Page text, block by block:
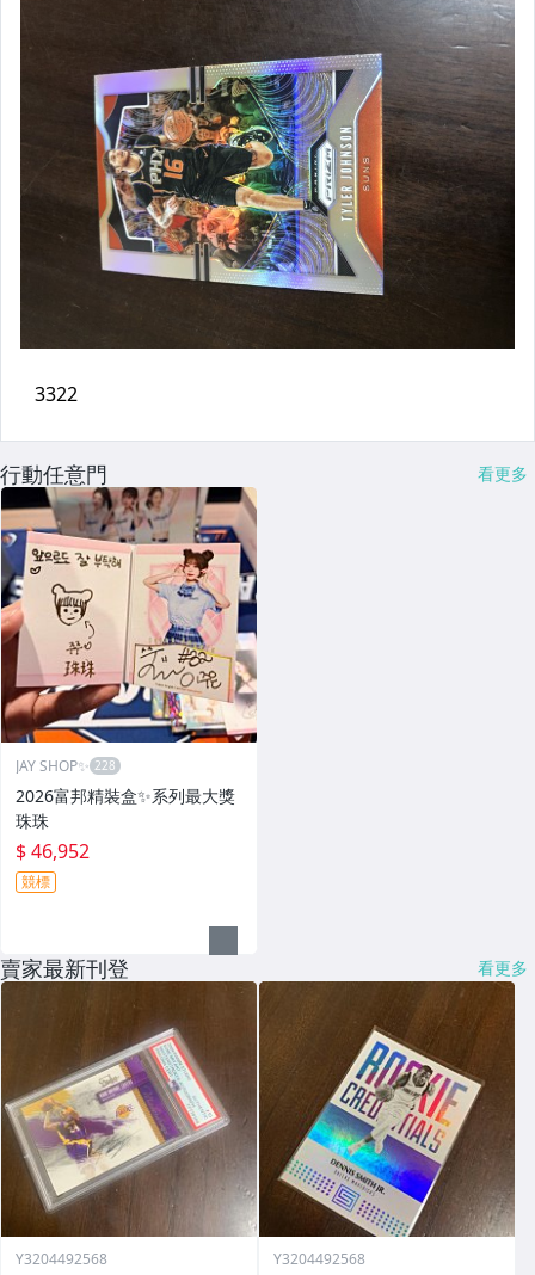
行動任意門 看更多
JAY SHOP✨
2026富邦精裝盒✨系列最大獎
珠珠
$ 46,952
競標
賣家最新刊登 看更多
Y3204492568 Y3204492568